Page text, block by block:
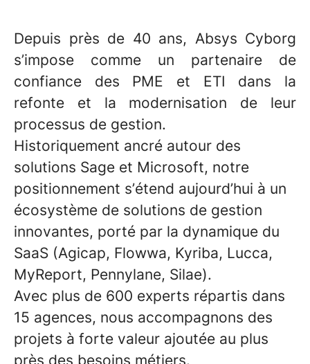
Depuis près de 40 ans, Absys Cyborg
s’impose comme un partenaire de
confiance des PME et ETI dans la
refonte et la modernisation de leur
processus de gestion.
Historiquement ancré autour des
solutions Sage et Microsoft, notre
positionnement s’étend aujourd’hui à un
écosystème de solutions de gestion
innovantes, porté par la dynamique du
SaaS (Agicap, Flowwa, Kyriba, Lucca,
MyReport, Pennylane, Silae).
Avec plus de 600 experts répartis dans
15 agences, nous accompagnons des
projets à forte valeur ajoutée au plus
près des besoins métiers.